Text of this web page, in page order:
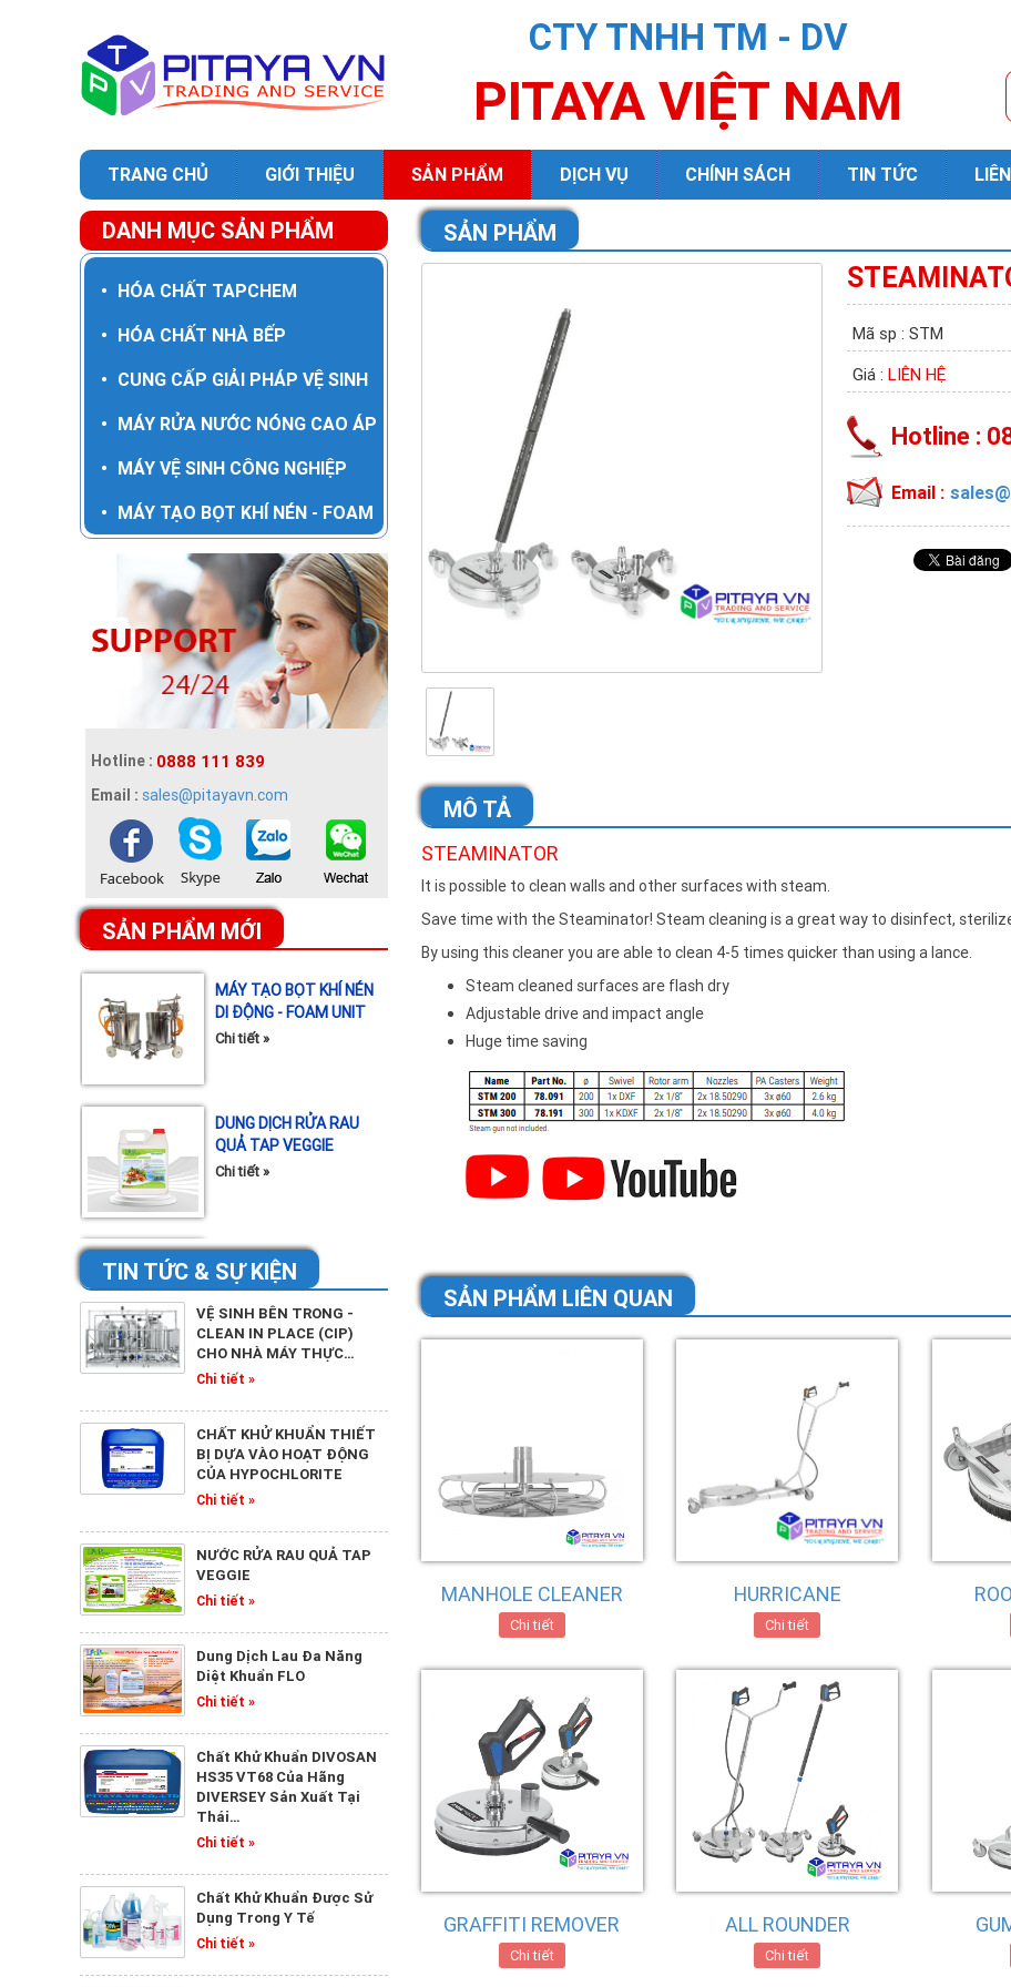
CTY TNHH TM - DV
PITAYA VIỆT NAM
TRANG CHỦ GIỚI THIỆU SẢN PHẨM DỊCH VỤ CHÍNH SÁCH TIN TỨC
DANH MỤC SẢN PHẨM
• HÓA CHẤT TAPCHEM
• HÓA CHẤT NHÀ BẾP
• CUNG CẤP GIẢI PHÁP VỆ SINH
• MÁY RỬA NƯỚC NÓNG CAO ÁP
• MÁY VỆ SINH CÔNG NGHIỆP
• MÁY TẠO BỌT KHÍ NÉN - FOAM
Hotline : 0888 111 839
Email : sales@pitayavn.com
SẢN PHẨM MỚI
TẨY RỬA NHỰA KHÓI
SMOKE CLEANER
Chi tiết »
TẨY RỬA LÒ NƯỚNG
TAP OVEN REMOVER
BỘ PHA LOÃNG HÓA
CHẤT
Chi tiết »
DI ĐỘNG - FOAM UNIT
Chi tiết »
QUẢ TAP VEGGIE
Chi tiết »
TAP VEGGIE
Chi tiết »
TẨY RỬA ĐA NĂNG P-
CLEAN A
Chi tiết »
DUNG DỊCH VỆ SINH SAN
SAN
Chi tiết »
LAU ĐA NĂNG DIỆT
KHUẨN FLO
Chi tiết »
TẨY RỬA NHỰA KHÓI
SMOKE CLEANER
Chi tiết »
TIN TỨC & SỰ KIỆN
VỆ SINH BÊN TRONG -
CLEAN IN PLACE (CIP)
CHO NHÀ MÁY THỰC…
Chi tiết »
CHẤT KHỬ KHUẨN THIẾT
BỊ DỰA VÀO HOẠT ĐỘNG
CỦA HYPOCHLORITE
Chi tiết »
NƯỚC RỬA RAU QUẢ TAP
VEGGIE
Chi tiết »
Dung Dịch Lau Đa Năng
Diệt Khuẩn FLO
Chi tiết »
Chất Khử Khuẩn DIVOSAN
HS35 VT68 Của Hãng
DIVERSEY Sản Xuất Tại
Thái…
Chi tiết »
Chất Khử Khuẩn Được Sử
Dụng Trong Y Tế
Chi tiết »
SẢN PHẨM
Mã sp : STM
Giá : LIÊN HỆ
Hotline :
Email :
MÔ TẢ
STEAMINATOR
It is possible to clean walls and other surfaces with steam.
Save time with the Steaminator! Steam cleaning is a great way to disinfect,
By using this cleaner you are able to clean 4-5 times quicker than using a lance.
Steam cleaned surfaces are flash dry
Adjustable drive and impact angle
Huge time saving
SẢN PHẨM LIÊN QUAN
MANHOLE CLEANER
Chi tiết
HURRICANE
Chi tiết
GRAFFITI REMOVER
Chi tiết
ALL ROUNDER
Chi tiết